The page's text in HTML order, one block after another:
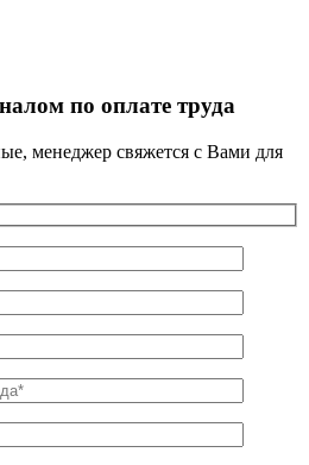
по оплате труда
менеджер свяжется с Вами для